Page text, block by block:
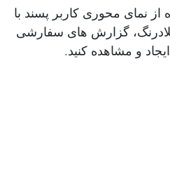
از نمای محوری کاربر پسند با
گزارش های سفارشی
و مشاهده کنید.